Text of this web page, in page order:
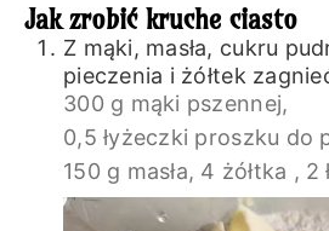
Jak zrobić kruche ciasto
Z mąki, masła, cukru
pieczenia i żółtek
300 g mąki pszennej,
0,5 łyżeczki proszku do
150 g masła, 4 żółtka , 2